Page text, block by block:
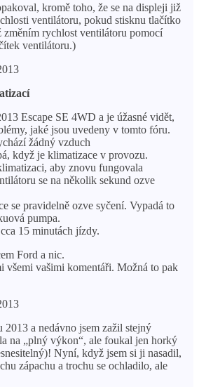
kromě toho, že se na displeji již
ventilátoru, pokud stisknu tlačítko
rychlost ventilátoru pomocí
ventilátoru.)
Escape SE 4WD a je úžasné vidět,
jaké jsou uvedeny v tomto fóru.
žádný vzduch
když je klimatizace v provozu.
aby znovu fungovala
se na několik sekund ozve
se pravidelně ozve syčení. Vypadá to
pumpa.
15 minutách jízdy.
Ford a nic.
všemi vašimi komentáři. Možná to pak
2013 a nedávno jsem zažil stejný
na „plný výkon“, ale foukal jen horký
Nyní, když jsem si ji nasadil,
zápachu a trochu se ochladilo, ale